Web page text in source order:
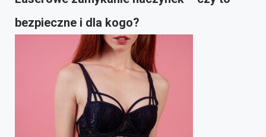
bezpieczne i dla kogo?